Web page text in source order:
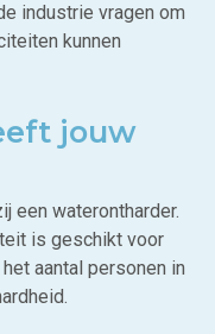
industrie vragen om
kunnen
jouw
een waterontharder.
is geschikt voor
aantal personen in